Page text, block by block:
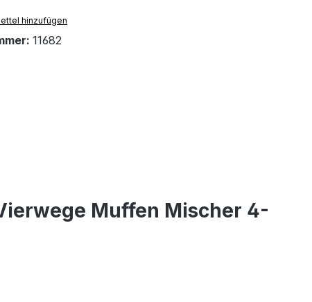
hinzufügen
11682
Muffen Mischer 4-